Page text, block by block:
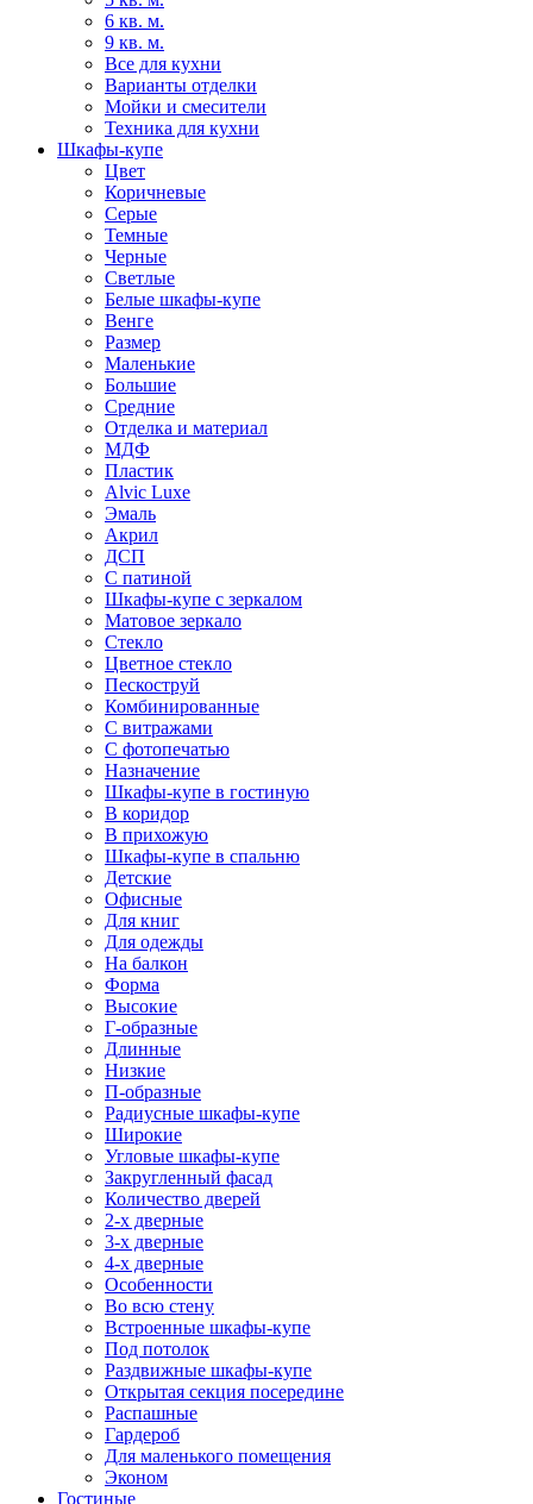
6 кв. м.
9 кв. м.
Все для кухни
Варианты отделки
Мойки и смесители
Техника для кухни
Шкафы-купе
Цвет
Коричневые
Серые
Темные
Черные
Светлые
Белые шкафы-купе
Венге
Размер
Маленькие
Большие
Средние
Отделка и материал
МДФ
Пластик
Alvic Luxe
Эмаль
Акрил
ДСП
С патиной
Шкафы-купе с зеркалом
Матовое зеркало
Стекло
Цветное стекло
Пескоструй
Комбинированные
С витражами
С фотопечатью
Назначение
Шкафы-купе в гостиную
В коридор
В прихожую
Шкафы-купе в спальню
Детские
Офисные
Для книг
Для одежды
На балкон
Форма
Высокие
Г-образные
Длинные
Низкие
П-образные
Радиусные шкафы-купе
Широкие
Угловые шкафы-купе
Закругленный фасад
Количество дверей
2-х дверные
3-х дверные
4-х дверные
Особенности
Во всю стену
Встроенные шкафы-купе
Под потолок
Раздвижные шкафы-купе
Открытая секция посередине
Распашные
Гардероб
Для маленького помещения
Эконом
Гостиные